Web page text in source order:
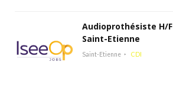
Audioprothésiste H/F
Saint-Etienne
Saint-Etienne CDI